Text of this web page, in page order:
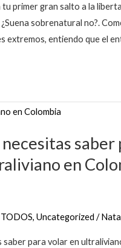
primer gran salto a la
sobrenatural no?.
extremos, entiendo que el
saber
en
TODOS, Uncategorized /
saber para volar en